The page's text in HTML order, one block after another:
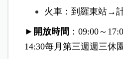
火車：到羅東站→
►開放時間 ：09:00～
14:30每月第三週週三休園